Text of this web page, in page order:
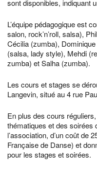
sont disponibles, indiquant
L’équipe pédagogique est
salon, rock’n’roll, salsa),
Cécilia (zumba),
(salsa, lady style), Mehdi
zumba) et Salha (zumba).
Les cours et stages se
Langevin, situé au 4 rue
En plus des cours
thématiques et des soirées
l’association, d’un coût de
Française de Danse) et
pour les stages et soirées.